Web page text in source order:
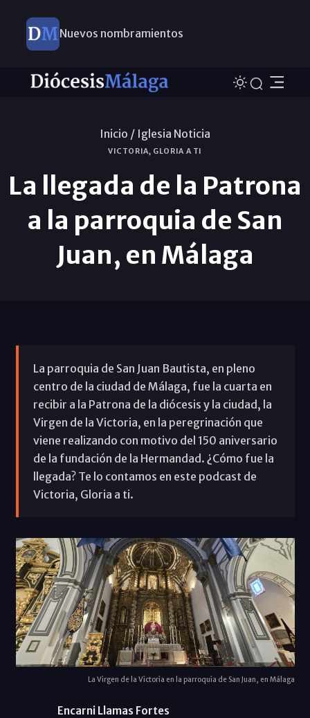
Nuevos nombramientos
Inicio / Iglesia Noticia
VICTORIA, GLORIA A TI
La llegada de la Patrona
a la parroquia de San
Juan, en Málaga
La parroquia de San Juan Bautista, en pleno
centro de la ciudad de Málaga, fue la cuarta en
recibir a la Patrona de la diócesis y la ciudad, la
Virgen de la Victoria, en la peregrinación que
viene realizando con motivo del 150 aniversario
de la fundación de la Hermandad. ¿Cómo fue la
llegada? Te lo contamos en este podcast de
Victoria, Gloria a ti.
La Virgen de la Victoria en la parroquia de San Juan, en Málaga
Encarni Llamas Fortes